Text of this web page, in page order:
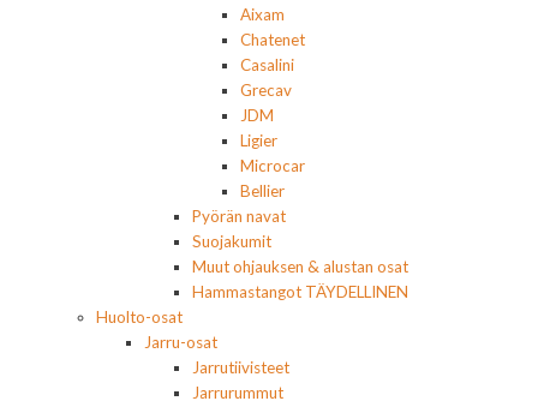
Aixam
Chatenet
Casalini
Grecav
JDM
Ligier
Microcar
Bellier
Pyörän navat
Suojakumit
Muut ohjauksen & alustan osat
Hammastangot TÄYDELLINEN
Huolto-osat
Jarru-osat
Jarrutiivisteet
Jarrurummut